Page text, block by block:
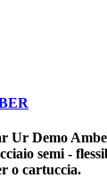
Ur Demo
semi -
o cartuccia.